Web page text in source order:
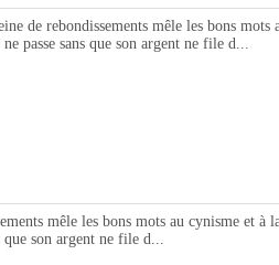
rebondissements mêle les bons mots
passe sans que son argent ne file d...
mêle les bons mots au cynisme et à
que son argent ne file d...